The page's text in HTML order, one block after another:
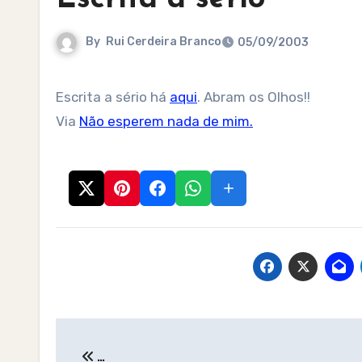
By Rui Cerdeira Branco 05/09/2003
Escrita a sério há aqui. Abram os Olhos!!
Via Não esperem nada de mim.
…